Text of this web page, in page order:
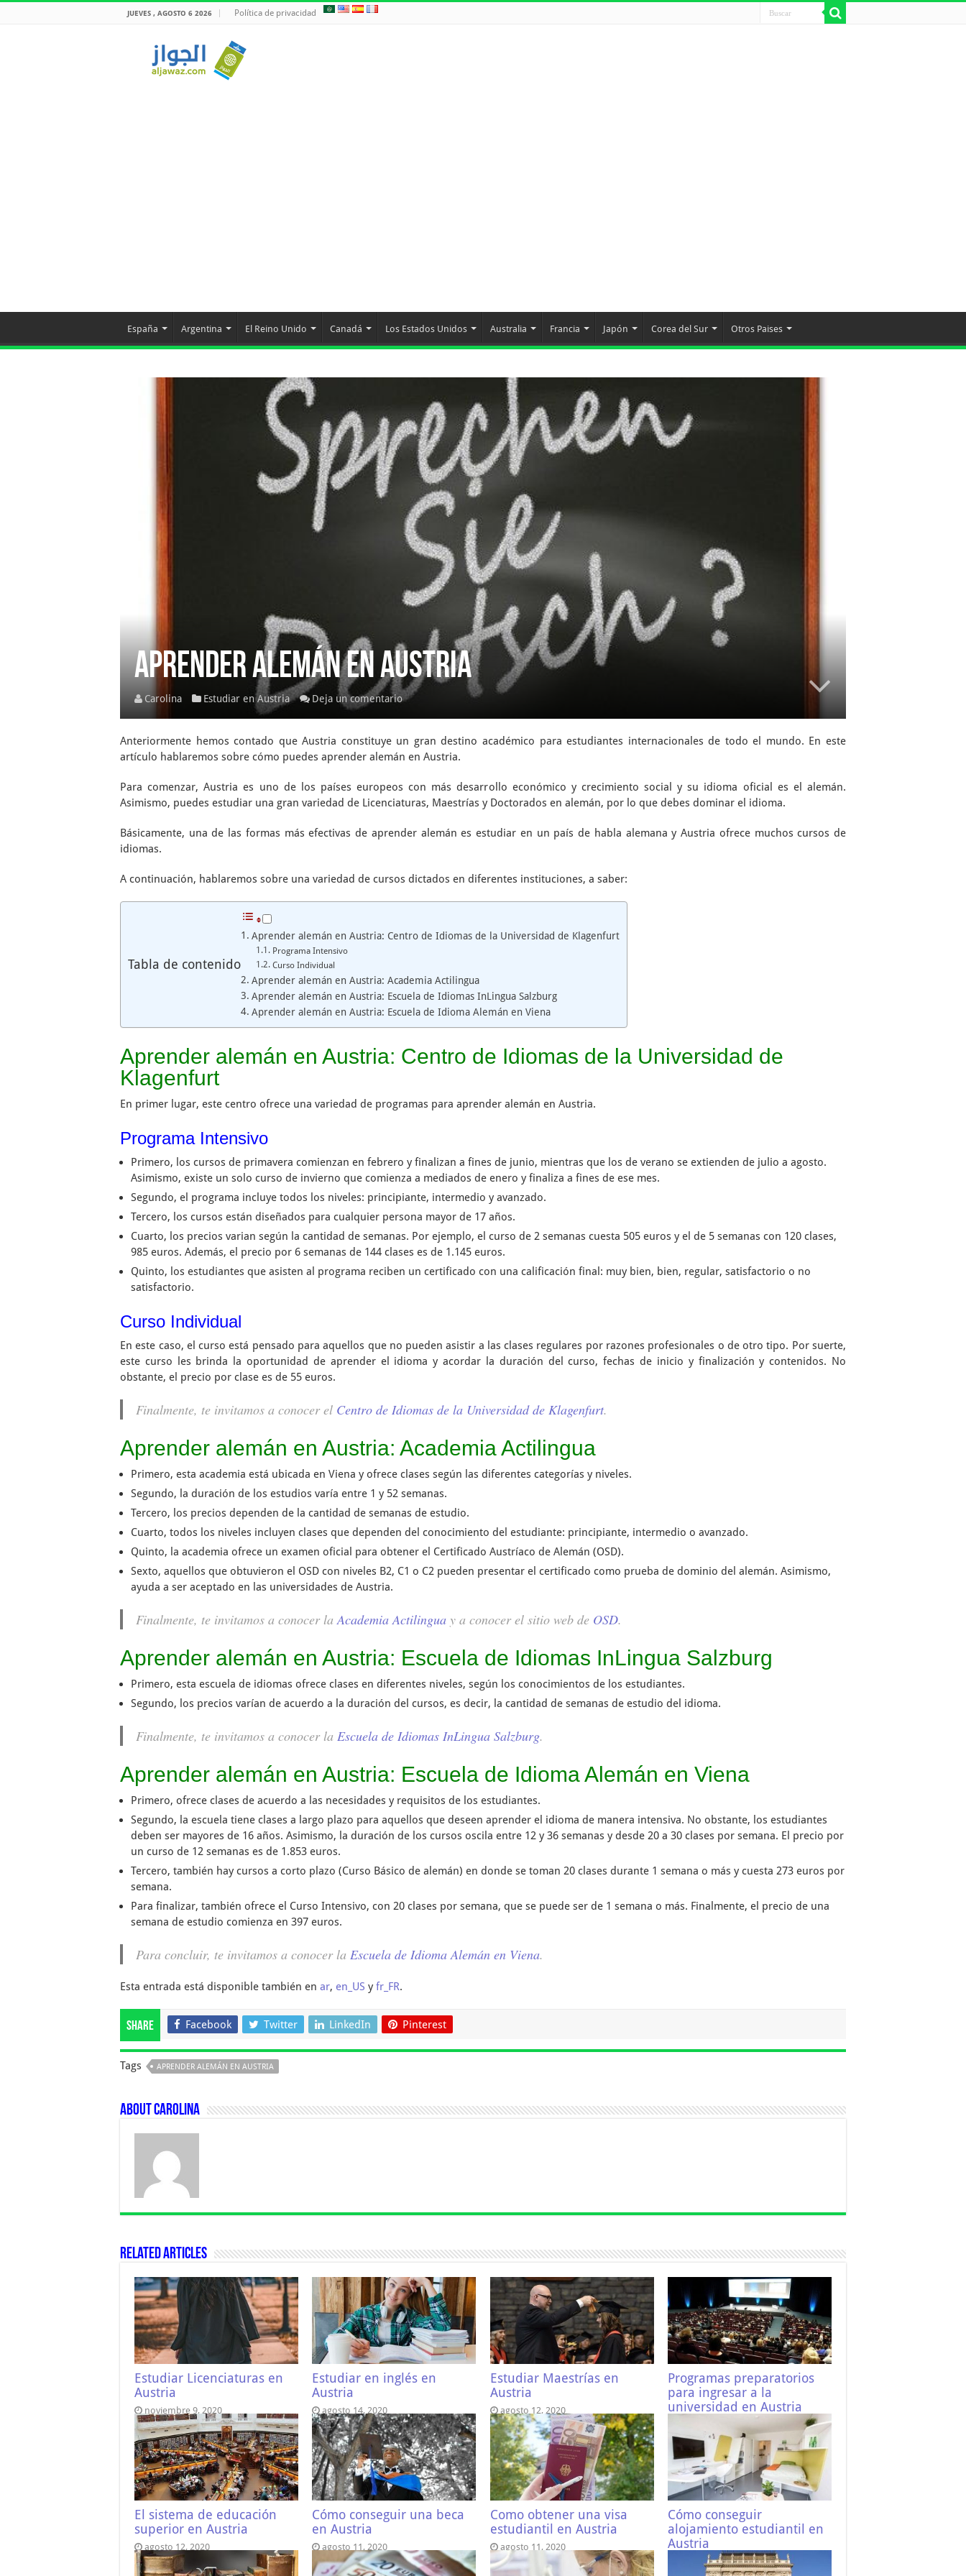
JUEVES , AGOSTO 6 2026 Política de privacidad
España Argentina El Reino Unido Canadá Los Estados Unidos Australia Francia Japón Corea del Sur Otros Paises
Aprender alemán en Austria
Carolina Estudiar en Austria Deja un comentario
Anteriormente hemos contado que Austria constituye un gran destino académico para estudiantes internacionales de todo el mundo. En este
artículo hablaremos sobre cómo puedes aprender alemán en Austria.
Para comenzar, Austria es uno de los países europeos con más desarrollo económico y crecimiento social y su idioma oficial es el alemán.
Asimismo, puedes estudiar una gran variedad de Licenciaturas, Maestrías y Doctorados en alemán, por lo que debes dominar el idioma.
Básicamente, una de las formas más efectivas de aprender alemán es estudiar en un país de habla alemana y Austria ofrece muchos cursos de
idiomas.
A continuación, hablaremos sobre una variedad de cursos dictados en diferentes instituciones, a saber:
Tabla de contenido
Aprender alemán en Austria: Centro de Idiomas de la Universidad de Klagenfurt
Programa Intensivo
Curso Individual
Aprender alemán en Austria: Academia Actilingua
Aprender alemán en Austria: Escuela de Idiomas InLingua Salzburg
Aprender alemán en Austria: Escuela de Idioma Alemán en Viena
Aprender alemán en Austria: Centro de Idiomas de la Universidad de
Klagenfurt
En primer lugar, este centro ofrece una variedad de programas para aprender alemán en Austria.
Programa Intensivo
Primero, los cursos de primavera comienzan en febrero y finalizan a fines de junio, mientras que los de verano se extienden de julio a agosto.
Asimismo, existe un solo curso de invierno que comienza a mediados de enero y finaliza a fines de ese mes.
Segundo, el programa incluye todos los niveles: principiante, intermedio y avanzado.
Tercero, los cursos están diseñados para cualquier persona mayor de 17 años.
Cuarto, los precios varian según la cantidad de semanas. Por ejemplo, el curso de 2 semanas cuesta 505 euros y el de 5 semanas con 120 clases,
985 euros. Además, el precio por 6 semanas de 144 clases es de 1.145 euros.
Quinto, los estudiantes que asisten al programa reciben un certificado con una calificación final: muy bien, bien, regular, satisfactorio o no
satisfactorio.
Curso Individual
En este caso, el curso está pensado para aquellos que no pueden asistir a las clases regulares por razones profesionales o de otro tipo. Por suerte,
este curso les brinda la oportunidad de aprender el idioma y acordar la duración del curso, fechas de inicio y finalización y contenidos. No
obstante, el precio por clase es de 55 euros.
Finalmente, te invitamos a conocer el Centro de Idiomas de la Universidad de Klagenfurt.
Aprender alemán en Austria: Academia Actilingua
Primero, esta academia está ubicada en Viena y ofrece clases según las diferentes categorías y niveles.
Segundo, la duración de los estudios varía entre 1 y 52 semanas.
Tercero, los precios dependen de la cantidad de semanas de estudio.
Cuarto, todos los niveles incluyen clases que dependen del conocimiento del estudiante: principiante, intermedio o avanzado.
Quinto, la academia ofrece un examen oficial para obtener el Certificado Austríaco de Alemán (OSD).
Sexto, aquellos que obtuvieron el OSD con niveles B2, C1 o C2 pueden presentar el certificado como prueba de dominio del alemán. Asimismo,
ayuda a ser aceptado en las universidades de Austria.
Finalmente, te invitamos a conocer laAcademia Actilingua y a conocer el sitio web de OSD.
Aprender alemán en Austria: Escuela de Idiomas InLingua Salzburg
Primero, esta escuela de idiomas ofrece clases en diferentes niveles, según los conocimientos de los estudiantes.
Segundo, los precios varían de acuerdo a la duración del cursos, es decir, la cantidad de semanas de estudio del idioma.
Finalmente, te invitamos a conocer la Escuela de Idiomas InLingua Salzburg.
Aprender alemán en Austria: Escuela de Idioma Alemán en Viena
Primero, ofrece clases de acuerdo a las necesidades y requisitos de los estudiantes.
Segundo, la escuela tiene clases a largo plazo para aquellos que deseen aprender el idioma de manera intensiva. No obstante, los estudiantes
deben ser mayores de 16 años. Asimismo, la duración de los cursos oscila entre 12 y 36 semanas y desde 20 a 30 clases por semana. El precio por
un curso de 12 semanas es de 1.853 euros.
Tercero, también hay cursos a corto plazo (Curso Básico de alemán) en donde se toman 20 clases durante 1 semana o más y cuesta 273 euros por
semana.
Para finalizar, también ofrece el Curso Intensivo, con 20 clases por semana, que se puede ser de 1 semana o más. Finalmente, el precio de una
semana de estudio comienza en 397 euros.
Para concluir, te invitamos a conocer la Escuela de Idioma Alemán en Viena.
Esta entrada está disponible también en ar, en_US y fr_FR.
Share Facebook Twitter LinkedIn Pinterest
Tags APRENDER ALEMÁN EN AUSTRIA
About Carolina
Related Articles
Estudiar Licenciaturas en
Austria
noviembre 9, 2020
Estudiar en inglés en
Austria
agosto 14, 2020
Estudiar Maestrías en
Austria
agosto 12, 2020
Programas preparatorios
para ingresar a la
universidad en Austria
agosto 12, 2020
El sistema de educación
superior en Austria
agosto 12, 2020
Cómo conseguir una beca
en Austria
agosto 11, 2020
Como obtener una visa
estudiantil en Austria
agosto 11, 2020
Cómo conseguir
alojamiento estudiantil en
Austria
agosto 11, 2020